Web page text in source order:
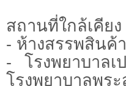
สถานที่ใกล้เคียง
- ห้างสรรพสินค้
- โรงพยาบาลเ
โรงพยาบาลพร